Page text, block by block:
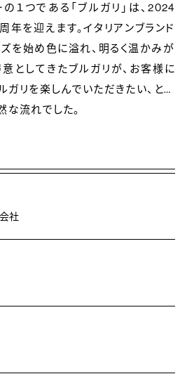
１つである「ブルガリ」は、2024
年を迎えます。イタリアンブランド
ズを始め色に溢れ、明るく温かみが
としてきたブルガリが、お客様に
リを楽しんでいただきたい、とい
な流れでした。
ガリ ホテル ミラノの開業を皮切り
、「ブルガリ 東京・大阪レストラ
で愛されるラグジュアリーブラン
社